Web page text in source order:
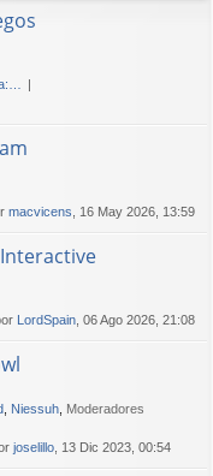
macvicens , 16 May 2026, 13:59
LordSpain , 06 Ago 2026, 21:08
Niessuh Moderadores
joselillo , 13 Dic 2023, 00:54